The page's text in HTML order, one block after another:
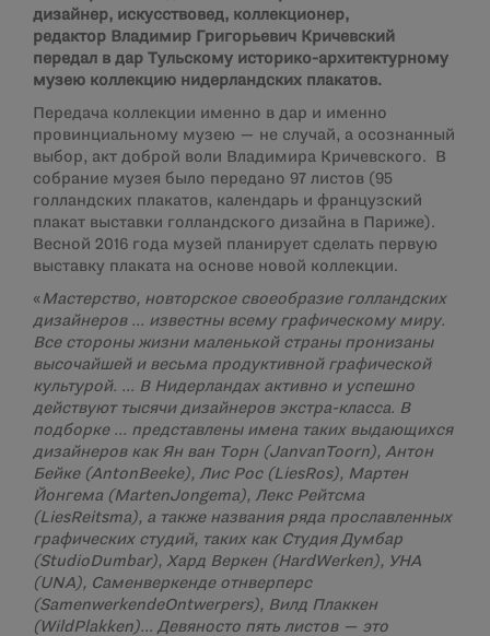
дизайнер, искусствовед, коллекционер,
редактор Владимир Григорьевич Кричевский
передал в дар Тульскому историко-архитектурному
музею коллекцию нидерландских плакатов.
Передача коллекции именно в дар и именно
провинциальному музею — не случай, а осознанный
выбор, акт доброй воли Владимира Кричевского. В
собрание музея было передано 97 листов (95
голландских плакатов, календарь и французский
плакат выставки голландского дизайна в Париже).
Весной 2016 года музей планирует сделать первую
выставку плаката на основе новой коллекции.
« Мастерство, новторское своеобразие голландских
дизайнеров … известны всему графическому миру.
Все стороны жизни маленькой страны пронизаны
высочайшей и весьма продуктивной графической
культурой. … В Нидерландах активно и успешно
действуют тысячи дизайнеров экстра-класса. В
подборке … представлены имена таких выдающихся
дизайнеров как Ян ван Торн (Janvan Toorn), Антон
Бейке (AntonBeeke), Лис Рос (LiesRos), Мартен
Йонгема (MartenJongema), Лекс Рейтсма
(LiesReitsma), а также названия ряда прославленных
графических студий, таких как Студия Думбар
(StudioDumbar), Хард Веркен (HardWerken), УНА
(UNA), Саменверкенде отнверперс
(SamenwerkendeOntwerpers), Вилд Плаккен
( WildPlakken)… Девяносто пять листов — это